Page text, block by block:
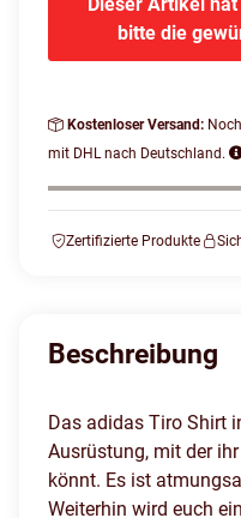
bitte die
Kostenloser Versand:
mit DHL nach Deutschland.
Zertifizierte Produkte
Beschreibung
Das adidas Tiro Shirt
Ausrüstung, mit der
könnt. Es ist
Weiterhin wird euch